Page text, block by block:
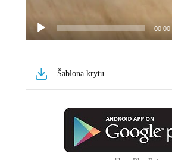
00:00
Šablona krytu